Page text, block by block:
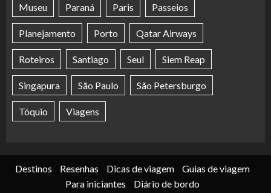
Museu Paraná Paris Passeios
Planejamento Porto Qatar Airways
Roteiros Santiago Seul Siem Reap
Singapura São Paulo São Petersburgo
Tóquio Viagens
Destinos Resenhas Dicas de viagem
Guias de viagem
Para iniciantes
Diário de bordo